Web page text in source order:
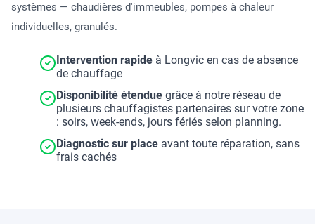
systèmes — chaudières d'immeubles, pompes à chaleur
individuelles, granulés.
Intervention rapide à Longvic en cas de absence
de chauffage
Disponibilité étendue grâce à notre réseau de
plusieurs chauffagistes partenaires sur votre zone
: soirs, week-ends, jours fériés selon planning.
Diagnostic sur place avant toute réparation, sans
frais cachés